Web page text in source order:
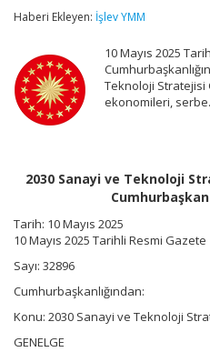
ile
2025/6
Sayılı
Cumhurbaşkanlığı
Genelgesi
Haberi Ekleyen: İşlev YMM
10 Mayıs 2025
Teknoloji Stratejisi
ekonomileri,
2030 Sanayi ve Teknoloji
Tarih: 10 Mayıs 2025
10 Mayıs 2025 Tarihli Resmi Gazete
Sayı: 32896
Cumhurbaşkanlığından:
Konu: 2030 Sanayi ve Teknoloji
GENELGE